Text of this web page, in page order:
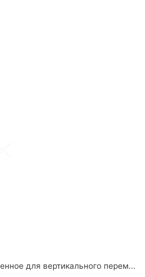
для вертикального перем...